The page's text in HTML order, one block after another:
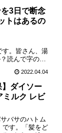
を3日で断念
トはあるの
す。皆さん、湯
読んで字のご
なので、私も
挫折しまし
ャ...
2022.04.04
】ダイソー
ミルク レビ
バサのハトム
です。「髪をど